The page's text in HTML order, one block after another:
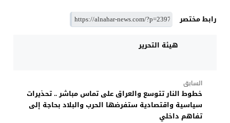
رابط مختصر
هيئة التحرير
السابق
خطوط النار تتوسع والعراق على تماس مباشر .. تحذيرات
سياسية واقتصادية ستفرضها الحرب والبلاد بحاجة إلى
تفاهم داخلي